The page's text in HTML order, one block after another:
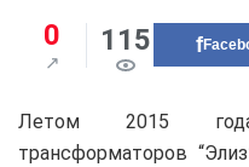
0 115
Летом 2015
трансформаторов